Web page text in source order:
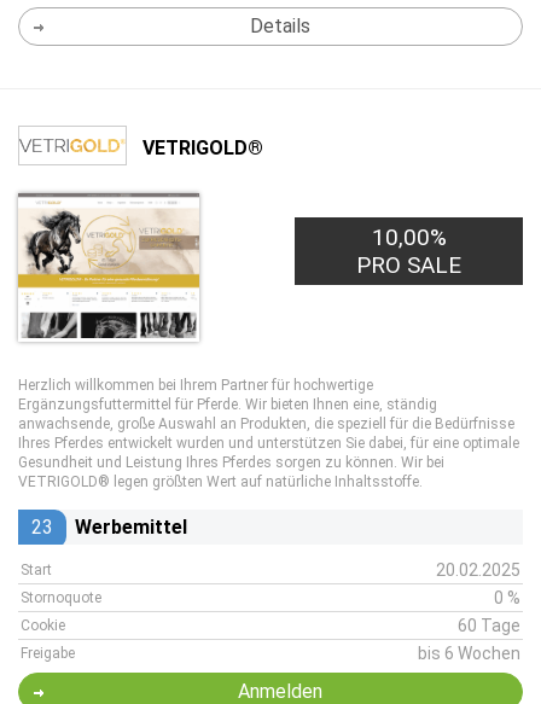
Details
VETRIGOLD®
10,00%
PRO SALE
Herzlich willkommen bei Ihrem Partner für hochwertige
Ergänzungsfuttermittel für Pferde. Wir bieten Ihnen eine, ständig
anwachsende, große Auswahl an Produkten, die speziell für die Bedürfnisse
Ihres Pferdes entwickelt wurden und unterstützen Sie dabei, für eine optimale
Gesundheit und Leistung Ihres Pferdes sorgen zu können. Wir bei
VETRIGOLD® legen größten Wert auf natürliche Inhaltsstoffe.
23 Werbemittel
Start 20.02.2025
Stornoquote 0 %
Cookie 60 Tage
Freigabe bis 6 Wochen
Anmelden